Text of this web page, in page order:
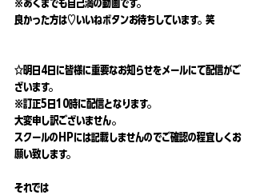
※あくまでも自己満の動画です。
良かった方は♡いいねボタンお待ちしています。笑
☆明日4日に皆様に重要なお知らせをメールにて配信がご
ざいます。
※訂正5日10時に配信となります。
大変申し訳ございません。
スクールのHPには記載しませんのでご確認の程宜しくお
願い致します。
それでは